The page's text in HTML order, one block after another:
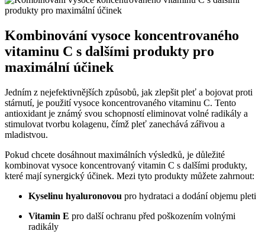
Kombinování vysoce koncentrovaného
vitaminu C s dalšími produkty pro
maximální účinek
Jedním z nejefektivnějších způsobů, jak zlepšit pleť a bojovat proti
stárnutí, je použití vysoce koncentrovaného vitaminu C. Tento
antioxidant je známý svou schopností eliminovat volné radikály a
stimulovat tvorbu kolagenu, čímž pleť zanechává zářivou a
mladistvou.
Pokud chcete dosáhnout maximálních výsledků, je důležité
kombinovat vysoce koncentrovaný vitamin C s dalšími produkty,
které mají synergický účinek. Mezi tyto produkty můžete zahrnout:
Kyselinu hyaluronovou pro hydrataci a dodání objemu pleti
Vitamin E pro další ochranu před poškozením volnými
radikály